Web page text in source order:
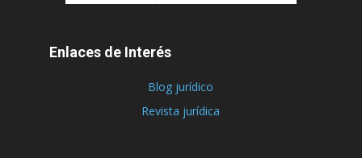
Enlaces de Interés
Blog jurídico
Revista jurídica